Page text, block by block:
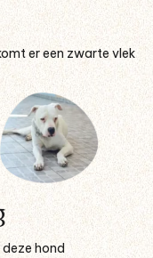
er een zwarte vlek
deze hond